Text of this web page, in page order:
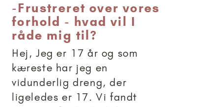
-Frustreret over vores
forhold - hvad vil I
råde mig til?
Hej, Jeg er 17 år og som
kæreste har jeg en
vidunderlig dreng, der
ligeledes er 17. Vi fandt